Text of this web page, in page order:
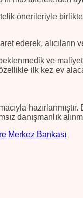
önerileriyle
ederek, alıcıların
ve
ilk kez ev
danışmanlık
Merkez Bankası